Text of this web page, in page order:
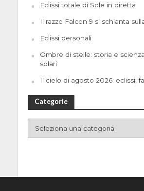
Eclissi totale di Sole in diretta
Il razzo Falcon 9 si schianta
Eclissi personali
Ombre di stelle: storia e
solari
Il cielo di agosto 2026: eclissi,
Categorie